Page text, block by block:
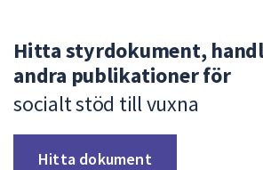
Hitta styrdokument,
andra publikationer för
socialt stöd till vuxna
Hitta dokument